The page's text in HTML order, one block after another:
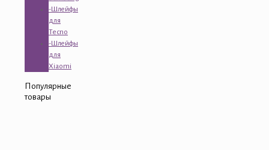
-Шлейфы
для
Tecno
-Шлейфы
для
Xiaomi
Популярные
товары